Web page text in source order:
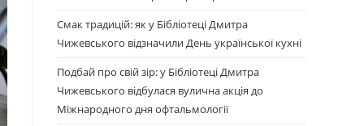
Смак традицій: як у Бібліотеці Дмитра
Чижевського відзначили День української кухні
Подбай про свій зір: у Бібліотеці Дмитра
Чижевського відбулася вулична акція до
Міжнародного дня офтальмології